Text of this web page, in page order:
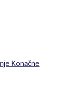
Konačne